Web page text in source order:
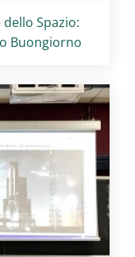
Spazio:
Buongiorno